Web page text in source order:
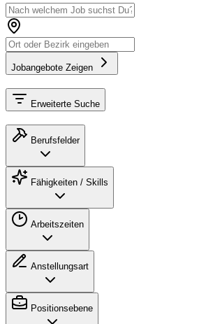
Jobangebote Zeigen
Erweiterte Suche
Berufsfelder
Fähigkeiten / Skills
Arbeitszeiten
Anstellungsart
Positionsebene